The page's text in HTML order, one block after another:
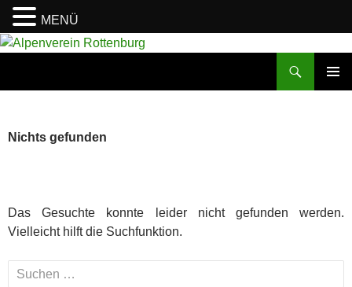
Zum
Nichts gefunden
Das Gesuchte konnte leider nicht gefunden werden.
Vielleicht hilft die Suchfunktion.
Suchen
MENÜ